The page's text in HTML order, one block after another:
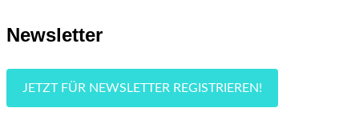
Newsletter
JETZT FÜR NEWSLETTER REGISTRIEREN!